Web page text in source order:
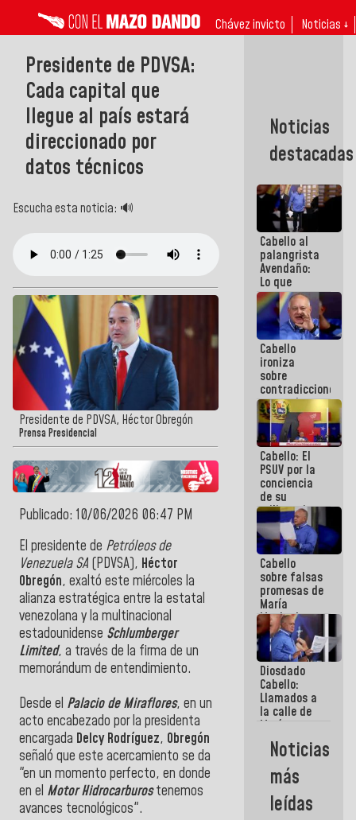
Chávez invicto Noticias ↓
Presidente de PDVSA:
Cada capital que
llegue al país estará
direccionado por
datos técnicos
Escucha esta noticia: 🔊
Presidente de PDVSA, Héctor Obregón
Prensa Presidencial
Publicado: 10/06/2026 06:47 PM
El presidente de Petróleos de
Venezuela SA (PDVSA), Héctor
Obregón, exaltó este miércoles la
alianza estratégica entre la estatal
venezolana y la multinacional
estadounidense Schlumberger
Limited, a través de la firma de un
memorándum de entendimiento.
Desde el Palacio de Miraflores, en un
acto encabezado por la presidenta
encargada Delcy Rodríguez, Obregón
señaló que este acercamiento se da
"en un momento perfecto, en donde
en el Motor Hidrocarburostenemos
avances tecnológicos".
Noticias
destacadas
Cabello al
palangrista
Avendaño:
Lo que
vayas a
escribir
hazlo hoy
por que no
sabemos si
la semana
que viene
hay
programa
Cabello
ironiza
sobre
contradicciones
y mentiras
de María
Machado:
¡Créanle!
Cabello: El
PSUV por la
conciencia
de su
militancia
es la
organización
política más
sólida de
Venezuela
Cabello
sobre falsas
promesas de
María
Machado:
¿Quién le
puede creer?
¿Y la gente
que ella iba
a salvar en
La Guaira?
Diosdado
Cabello:
Llamados a
la calle de
María
Machado se
estrellaron
de frente
contra el
Pueblo
Noticias
más
leídas